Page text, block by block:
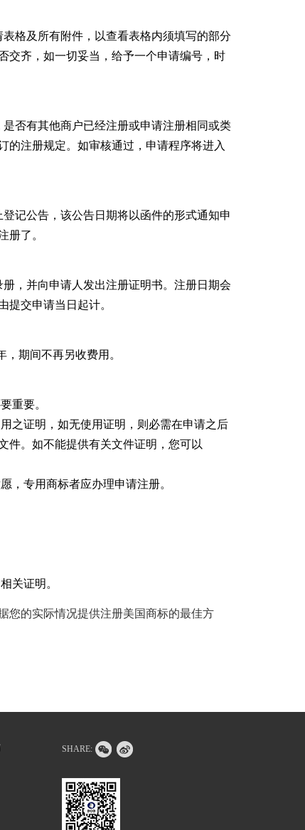
格及所有附件，以查看表格内须填写的部分
交齐，如一切妥当，给予一个申请编号，时
否有其他商户已经注册或申请注册相同或类
的注册规定。如审核通过，申请程序将进入
记公告，该公告日期将以函件的形式通知申
册了。
，并向申请人发出注册证明书。注册日期会
提交申请当日起计。
期间不再另收费用。
重要。
之证明，如无使用证明，则必需在申请之后
件。如不能提供有关文件证明，您可以
，专用商标者应办理申请注册。
关证明。
您的实际情况提供注册美国商标的最佳方
SHARE: